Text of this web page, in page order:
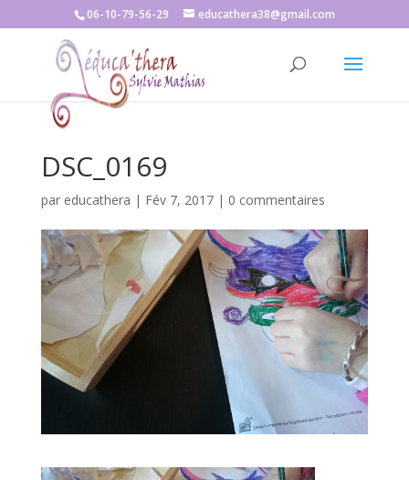
06-10-79-56-29 educathera38@gmail.com
DSC_0169
par educathera | Fév 7, 2017| 0 commentaires